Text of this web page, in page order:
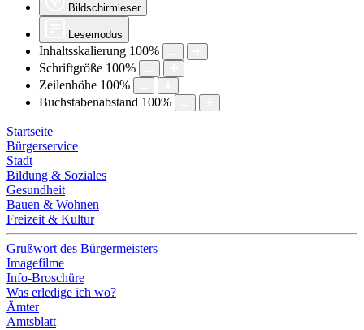
Bildschirmleser
Lesemodus
Inhaltsskalierung 100%
Schriftgröße 100%
Zeilenhöhe 100%
Buchstabenabstand 100%
Startseite
Bürgerservice
Stadt
Bildung & Soziales
Gesundheit
Bauen & Wohnen
Freizeit & Kultur
Grußwort des Bürgermeisters
Imagefilme
Info-Broschüre
Was erledige ich wo?
Ämter
Amtsblatt